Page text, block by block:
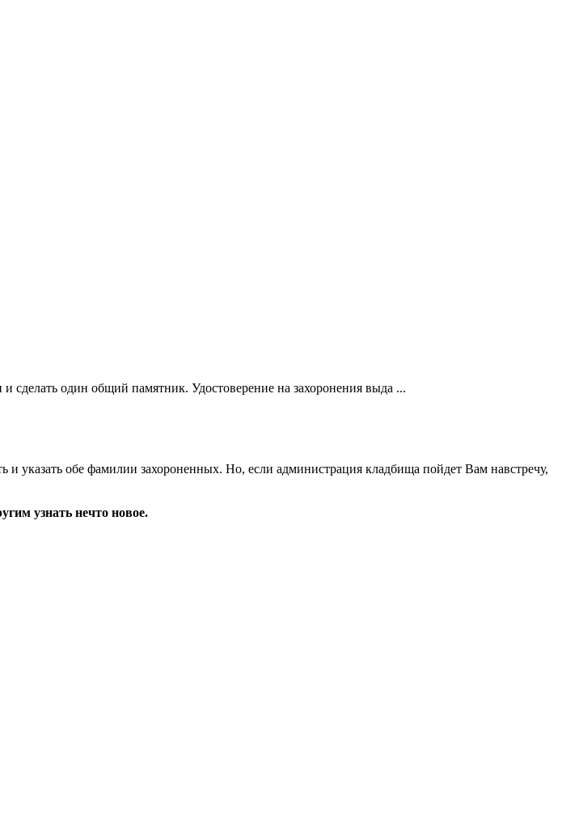
сделать один общий памятник. Удостоверение на захоронения выда ...
указать обе фамилии захороненных. Но, если администрация кладбища пойдет Вам навстречу,
узнать нечто новое.